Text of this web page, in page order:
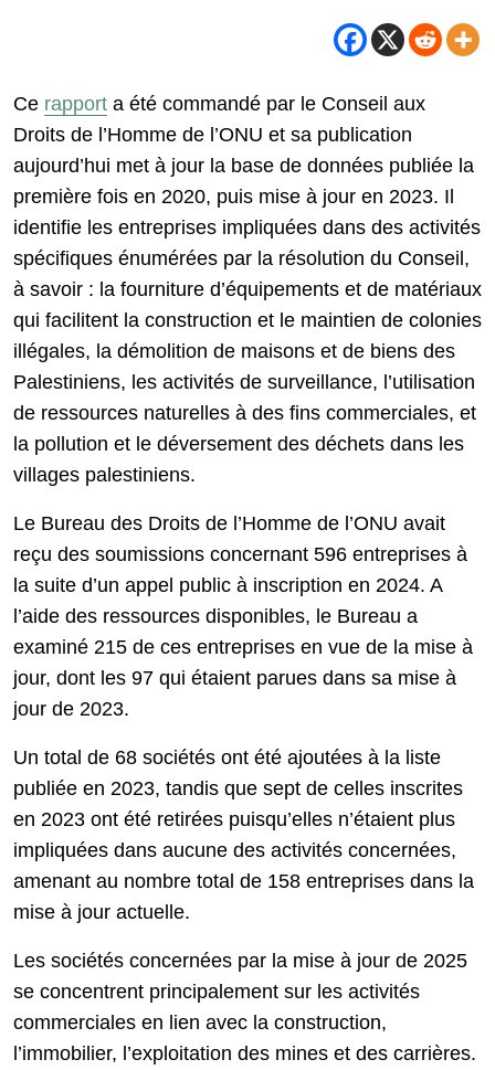
Ce rapport a été commandé par le Conseil aux
Droits de l’Homme de l’ONU et sa publication
aujourd’hui met à jour la base de données publiée la
première fois en 2020, puis mise à jour en 2023. Il
identifie les entreprises impliquées dans des activités
spécifiques énumérées par la résolution du Conseil,
à savoir : la fourniture d’équipements et de matériaux
qui facilitent la construction et le maintien de colonies
illégales, la démolition de maisons et de biens des
Palestiniens, les activités de surveillance, l’utilisation
de ressources naturelles à des fins commerciales, et
la pollution et le déversement des déchets dans les
villages palestiniens.
Le Bureau des Droits de l’Homme de l’ONU avait
reçu des soumissions concernant 596 entreprises à
la suite d’un appel public à inscription en 2024. A
l’aide des ressources disponibles, le Bureau a
examiné 215 de ces entreprises en vue de la mise à
jour, dont les 97 qui étaient parues dans sa mise à
jour de 2023.
Un total de 68 sociétés ont été ajoutées à la liste
publiée en 2023, tandis que sept de celles inscrites
en 2023 ont été retirées puisqu’elles n’étaient plus
impliquées dans aucune des activités concernées,
amenant au nombre total de 158 entreprises dans la
mise à jour actuelle.
Les sociétés concernées par la mise à jour de 2025
se concentrent principalement sur les activités
commerciales en lien avec la construction,
l’immobilier, l’exploitation des mines et des carrières.